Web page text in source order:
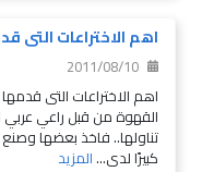
اهم الاختراعات التى
2011/08/10
اهم الاختراعات التى
القهوة من قبل راعي عربي
تناولها.. فاخذ بعضها
كبيرًا لدى...المزيد